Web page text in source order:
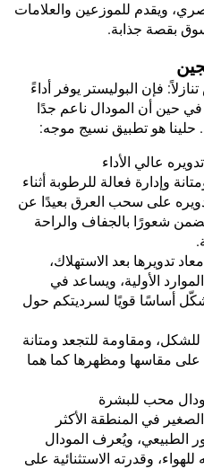
ويقدم للموزعين والعلامات
بقصة جذابة.
فإن البوليستر يوفر أداءً
في حين أن المودال ناعم جدًا
حلينا هو تطبيق نسيج موجه:
عالي الأداء
وإدارة فعالة للرطوبة أثناء
على سحب العرق بعيدًا عن
شعورًا بالجفاف والراحة
تدويرها بعد الاستهلاك،
الأولية، ويساعد في
يشكّل أساسًا قويًا لسرديتكم حول
للشكل، ومقاومة للتجعد ومتانة
على مقاسها ومظهرها كما هما
محب للبشرة
في المنطقة الأكثر
ويُعرف المودال
وقدرته الاستثنائية على